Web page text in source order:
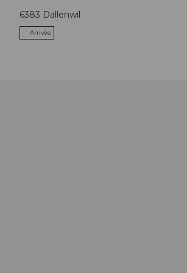
6383 Dallenwil
Arrivée